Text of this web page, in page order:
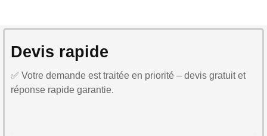
Devis rapide
✅ Votre demande est traitée en priorité – devis gratuit et
réponse rapide garantie.